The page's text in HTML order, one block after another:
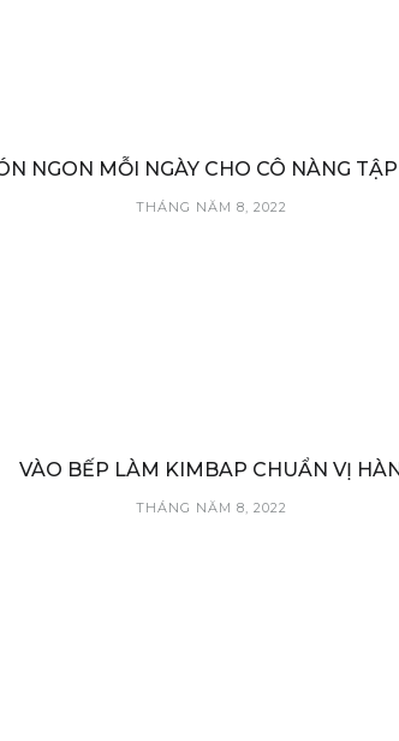
NGON MỖI NGÀY CHO CÔ NÀNG TẬP
THÁNG NĂM 8, 2022
VÀO BẾP LÀM KIMBAP CHUẨN VỊ
THÁNG NĂM 8, 2022